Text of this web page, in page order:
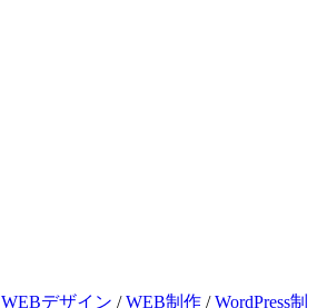
WEBデザイン /WEB制作 /WordPress制